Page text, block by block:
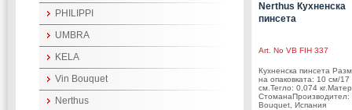
Nerthus Кухненска
пинсета
Art. No VB FIH 337
Кухненска пинсета
на опаковката: 10 см/17
см.Тегло: 0,074
СтоманаПроизводител:
Bouquet, Испания
PHILIPPI
UMBRA
KELA
Vin Bouquet
Nerthus